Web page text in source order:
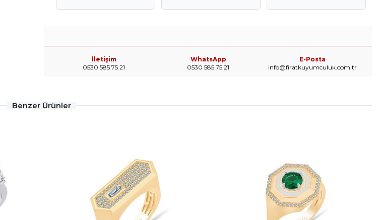
İletişim
0530 585 75 21
WhatsApp
0530 585 75 21
E-Posta
info@firatkuyumculuk.com.tr
Benzer Ürünler